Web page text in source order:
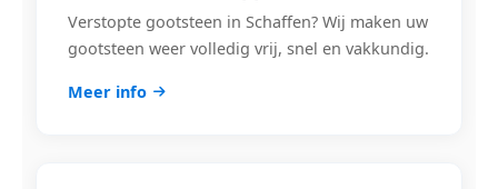
Verstopte gootsteen in Schaffen? Wij maken uw
gootsteen weer volledig vrij, snel en vakkundig.
Meer info